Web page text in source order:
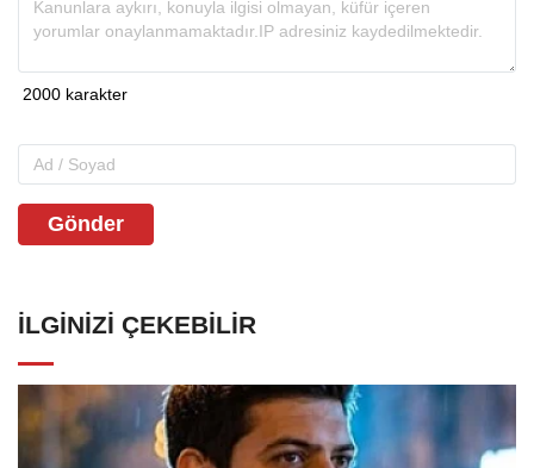
Gönder
İLGINIZI ÇEKEBILIR